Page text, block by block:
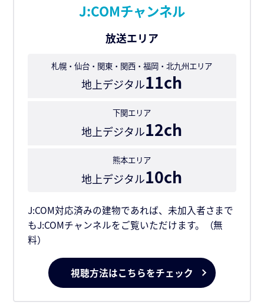
J:COMチャンネル
放送エリア
札幌・仙台・関東・関西・福岡・北九州エリア
地上デジタル11ch
下関エリア
地上デジタル12ch
熊本エリア
地上デジタル10ch
J:COM対応済みの建物であれば、未加入者さまで
もJ:COMチャンネルをご覧いただけます。（無
料）
視聴方法はこちらをチェック